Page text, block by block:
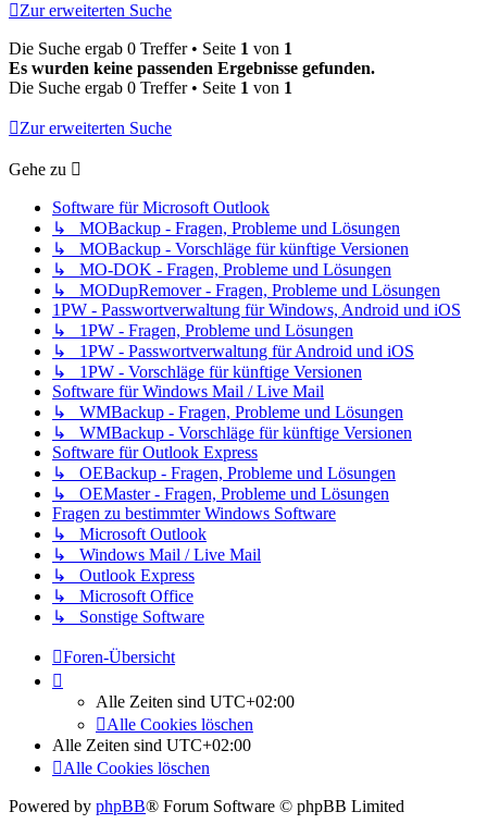
Zur erweiterten Suche
Die Suche ergab 0 Treffer • Seite 1 von 1
Es wurden keine passenden Ergebnisse gefunden.
Die Suche ergab 0 Treffer • Seite 1 von 1
Zur erweiterten Suche
Gehe zu
Software für Microsoft Outlook
↳ MOBackup - Fragen, Probleme und Lösungen
↳ MOBackup - Vorschläge für künftige Versionen
↳ MO-DOK - Fragen, Probleme und Lösungen
↳ MODupRemover - Fragen, Probleme und Lösungen
1PW - Passwortverwaltung für Windows, Android und iOS
↳ 1PW - Fragen, Probleme und Lösungen
↳ 1PW - Passwortverwaltung für Android und iOS
↳ 1PW - Vorschläge für künftige Versionen
Software für Windows Mail / Live Mail
↳ WMBackup - Fragen, Probleme und Lösungen
↳ WMBackup - Vorschläge für künftige Versionen
Software für Outlook Express
↳ OEBackup - Fragen, Probleme und Lösungen
↳ OEMaster - Fragen, Probleme und Lösungen
Fragen zu bestimmter Windows Software
↳ Microsoft Outlook
↳ Windows Mail / Live Mail
↳ Outlook Express
↳ Microsoft Office
↳ Sonstige Software
Foren-Übersicht
Alle Zeiten sind UTC+02:00
Alle Cookies löschen
Alle Zeiten sind UTC+02:00
Alle Cookies löschen
Powered by phpBB® Forum Software © phpBB Limited